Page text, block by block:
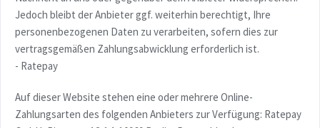
Jedoch bleibt der Anbieter ggf. weiterhin berechtigt, Ihre
personenbezogenen Daten zu verarbeiten, sofern dies zur
vertragsgemäßen Zahlungsabwicklung erforderlich ist.
- Ratepay
Auf dieser Website stehen eine oder mehrere Online-
Zahlungsarten des folgenden Anbieters zur Verfügung: Ratepay